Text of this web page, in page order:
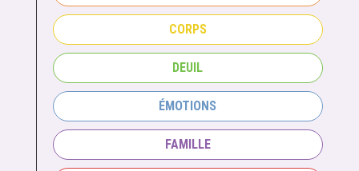
CORPS
DEUIL
ÉMOTIONS
FAMILLE